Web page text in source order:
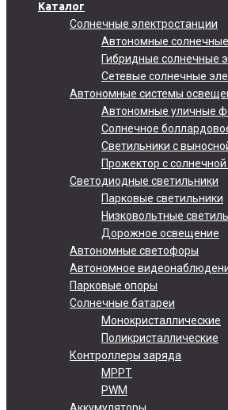
Каталог
Солнечные электростанции
Автономные
Гибридные солнечные
Сетевые солнечные
Автономные системы
Автономные уличные
Солнечное
Светильники с
Прожектор с
Светодиодные светильники
Парковые светильники
Низковольтные
Дорожное освещение
Автономные светофоры
Автономное
Парковые опоры
Солнечные батареи
Монокристаллические
Поликристаллические
Контроллеры заряда
MPPT
PWM